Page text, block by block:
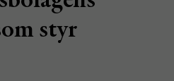
styr